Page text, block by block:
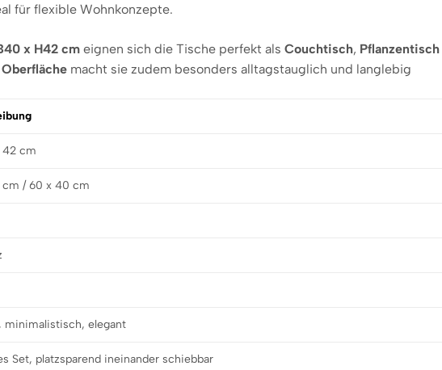
für flexible Wohnkonzepte.
x H42 cm eignen sich die Tische perfekt als Couchtisch, Pflanzentisch
macht sie zudem besonders alltagstauglich und langlebig
cm
/ 60 x 40 cm
minimalistisch, elegant
Set, platzsparend ineinander schiebbar